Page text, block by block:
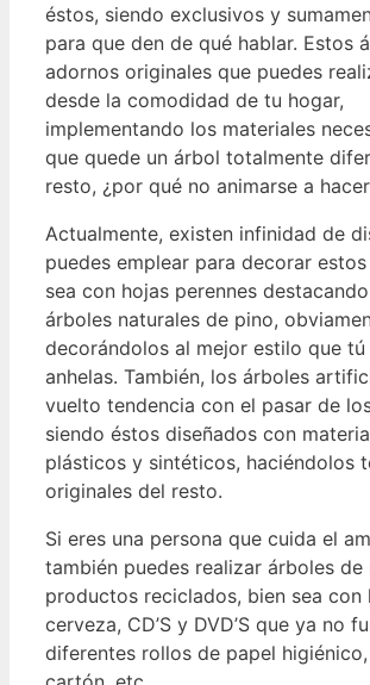
éstos, siendo exclusivos y
para que den de qué hablar. Estos
adornos originales que puedes
desde la comodidad de tu hogar,
implementando los materiales
que quede un árbol totalmente
resto, ¿por qué no animarse a
Actualmente, existen infinidad de
puedes emplear para decorar
sea con hojas perennes
árboles naturales de pino,
decorándolos al mejor estilo que tú
anhelas. También, los árboles
vuelto tendencia con el pasar de
siendo éstos diseñados con
plásticos y sintéticos, haciéndolos
originales del resto.
Si eres una persona que cuida el
también puedes realizar árboles
productos reciclados, bien sea con
cerveza, CD’S y DVD’S que ya no
diferentes rollos de papel